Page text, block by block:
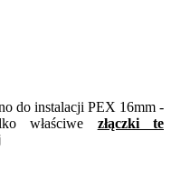
do instalacji PEX 16mm -
właściwe złączki te